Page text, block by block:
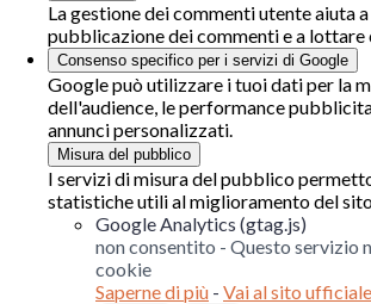
La gestione dei commenti utente aiuta
pubblicazione dei commenti e a
Consenso specifico per i servizi di Google
Google può utilizzare i tuoi dati per la
dell'audience, le performance
annunci personalizzati.
Misura del pubblico
I servizi di misura del pubblico
statistiche utili al miglioramento del
Google Analytics (gtag.js)
non consentito - Questo servizio
cookie
Saperne di più - Vai al sito ufficiale